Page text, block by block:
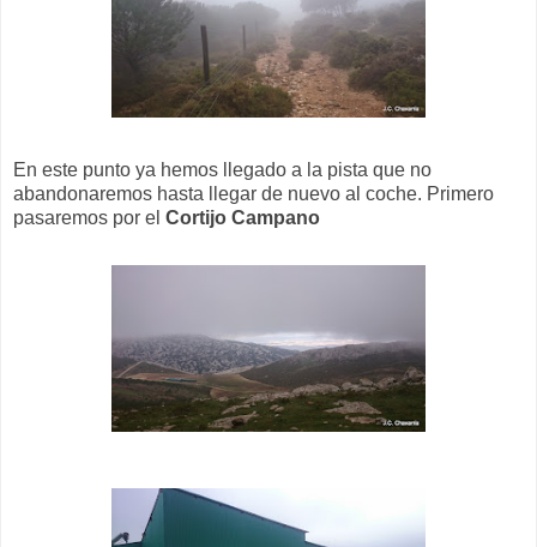
En este punto ya hemos llegado a la pista que no
abandonaremos hasta llegar de nuevo al coche. Primero
pasaremos por el Cortijo Campano